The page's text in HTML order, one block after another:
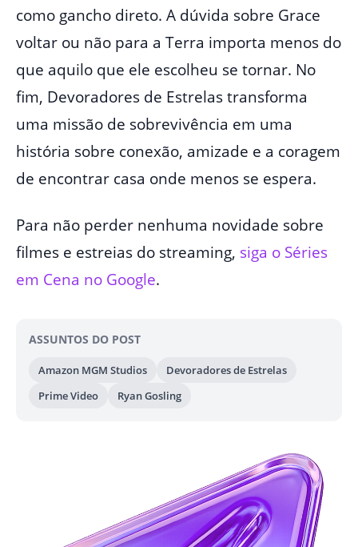
como gancho direto. A dúvida sobre Grace
voltar ou não para a Terra importa menos do
que aquilo que ele escolheu se tornar. No
fim, Devoradores de Estrelas transforma
uma missão de sobrevivência em uma
história sobre conexão, amizade e a coragem
de encontrar casa onde menos se espera.
Para não perder nenhuma novidade sobre
filmes e estreias do streaming, siga o Séries
em Cena no Google.
ASSUNTOS DO POST
Amazon MGM Studios
Devoradores de Estrelas
Prime Video
Ryan Gosling